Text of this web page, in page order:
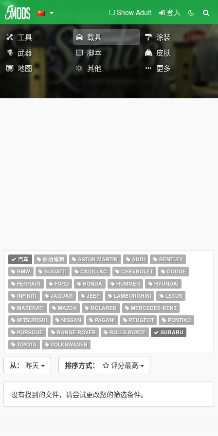
Show Adult 登入
工具 载具
涂装
武器
脚本
皮肤
地图
其他 更多
汽车 原始编辑 ASTON MARTIN AUDI
BENTLEY
BMW
BUGATTI CADILLAC CHEVROLET
DODGE
FERRARI
FORD HONDA HUMMER
HYUNDAI
INFINITI
JAGUAR JEEP LAMBORGHINI
LEXUS
MASERATI
MAZDA MCLAREN
MERCEDES-BENZ
MITSUBISHI
NISSAN PAGANI PEUGEOT
PONTIAC
PORSCHE
RANGE ROVER ROLLS ROYCE
SUBARU
TOYOTA
VOLKSWAGEN
从： 昨天 排序方式： 评分最高
没有找到的文件，请尝试更改您的筛选条件。